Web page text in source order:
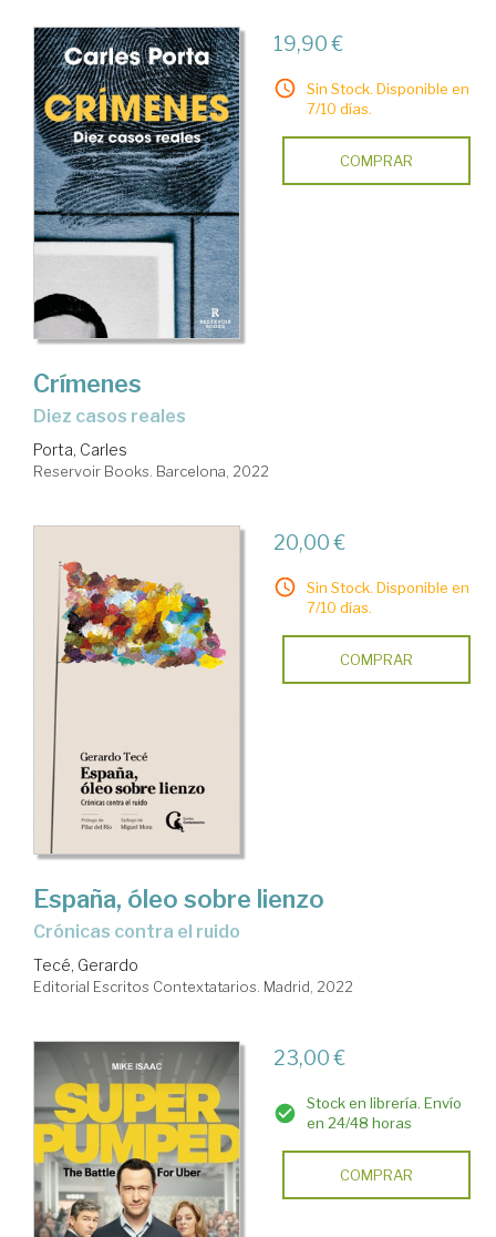
>
Periodismo
>
Prensa
escrita.
Artículos
periodísticos
19,90 €
Sin Stock. Disponible en
7/10 días.
COMPRAR
Crímenes
diez casos reales
Porta, Carles
Reservoir Books. Barcelona, 2022
20,00 €
Sin Stock. Disponible en
7/10 días.
COMPRAR
España, óleo sobre lienzo
crónicas contra el ruido
Tecé, Gerardo
Editorial Escritos Contextatarios. Madrid, 2022
23,00 €
Stock en librería. Envío
en 24/48 horas
COMPRAR